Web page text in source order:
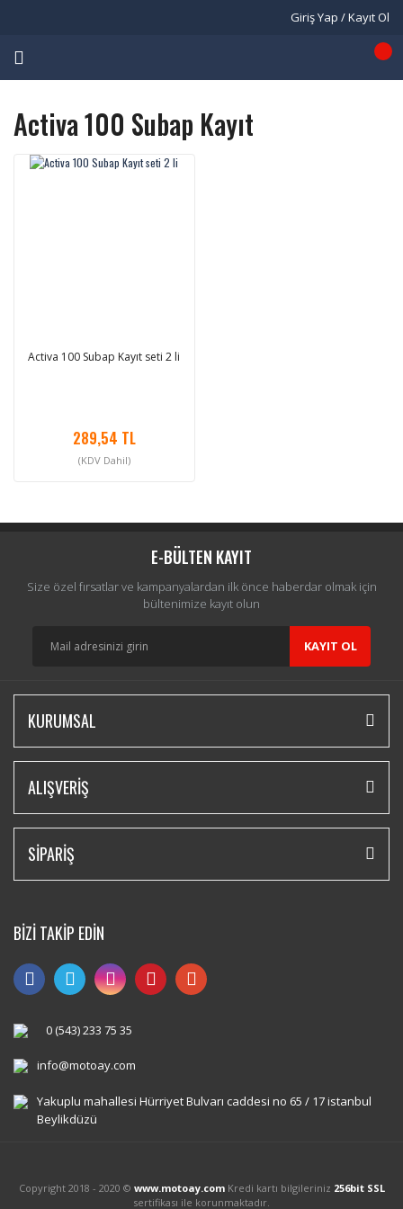
Giriş Yap / Kayıt Ol
Activa 100 Subap Kayıt
Activa 100 Subap Kayıt seti 2 li
289,54 TL
(KDV Dahil)
E-BÜLTEN KAYIT
Size özel fırsatlar ve kampanyalardan ilk önce haberdar olmak için
bültenimize kayıt olun
KAYIT OL
KURUMSAL
ALIŞVERİŞ
SİPARİŞ
BİZİ TAKİP EDİN
0 (543) 233 75 35
info@motoay.com
Yakuplu mahallesi Hürriyet Bulvarı caddesi no 65 / 17 istanbul
Beylikdüzü
Copyright 2018 - 2020 © www.motoay.comKredi kartı bilgileriniz 256bit SSL
sertifikası ile korunmaktadır.